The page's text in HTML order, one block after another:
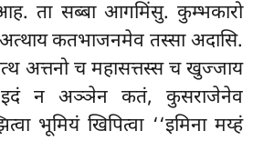
आह. ता सब्बा आगमिंसु. कुम्भकारो
अत्थाय कतभाजनमेव तस्सा अदासि.
अत्तनो च महासत्तस्स च खुज्जाय
न अञ्ञेन कतं, कुसराजेनेव
भूमियं खिपित्वा ‘‘इमिना मय्हं